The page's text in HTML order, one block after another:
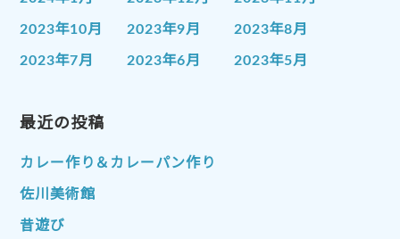
2023年10月 2023年9月 2023年8月
2023年7月 2023年6月 2023年5月
2023年1月
2022年10月 2022年9月
2022年7月
2022年4月
最近の投稿
カレー作り＆カレーパン作り
佐川美術館
昔遊び